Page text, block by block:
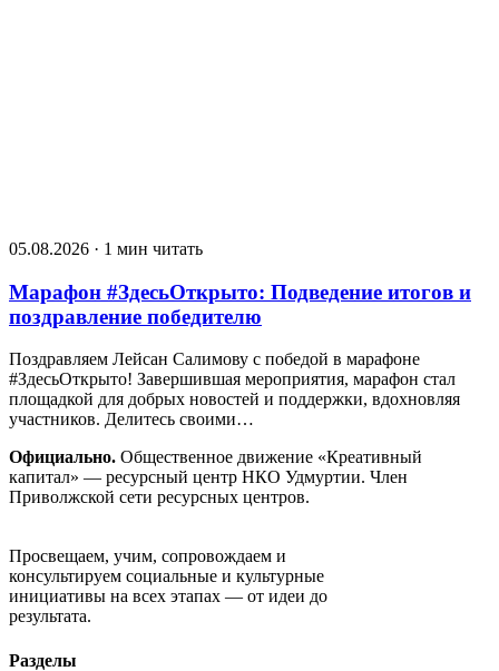
05.08.2026 · 1 мин читать
Марафон #ЗдесьОткрыто: Подведение итогов и
поздравление победителю
Поздравляем Лейсан Салимову с победой в марафоне
#ЗдесьОткрыто! Завершившая мероприятия, марафон стал
площадкой для добрых новостей и поддержки, вдохновляя
участников. Делитесь своими…
Официально. Общественное движение «Креативный
капитал» — ресурсный центр НКО Удмуртии. Член
Приволжской сети ресурсных центров.
Просвещаем, учим, сопровождаем и
консультируем социальные и культурные
инициативы на всех этапах — от идеи до
результата.
Разделы